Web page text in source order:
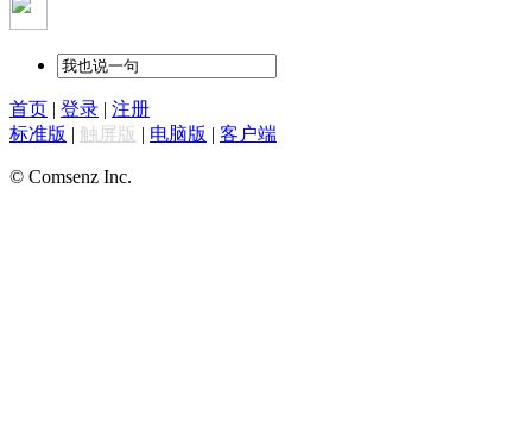
首页 登录
注册
标准版
触屏版 电脑版 客户端
© Comsenz Inc.